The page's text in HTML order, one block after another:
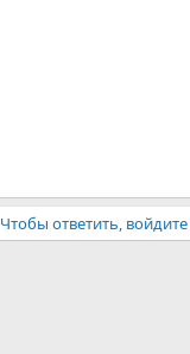
Чтобы ответить,